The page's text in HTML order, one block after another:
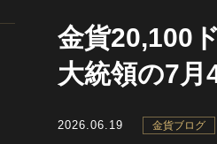
金貨20,100
大統領の7月
2026.06.19 金貨ブログ